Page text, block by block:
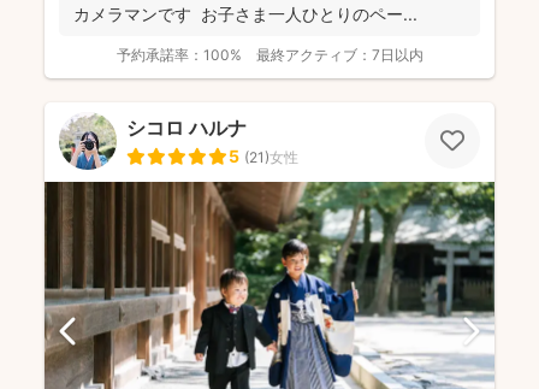
カメラマンです お子さま一人ひとりのペー...
予約承諾率： 100% 最終アクティブ： 7日以内
シコロ ハルナ
5 (21)女性